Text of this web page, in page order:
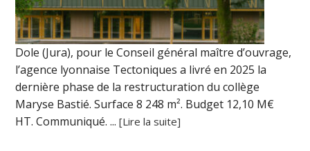
Dole (Jura), pour le Conseil général maître d’ouvrage,
l’agence lyonnaise Tectoniques a livré en 2025 la
dernière phase de la restructuration du collège
Maryse Bastié. Surface 8 248 m². Budget 12,10 M€
HT. Communiqué. ...[Lire la suite]